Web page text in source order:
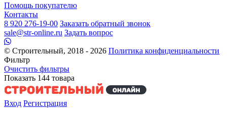
Помощь покупателю
Контакты
8 920 276-19-00 Заказать обратный звонок
sale@str-online.ru Задать вопрос
© Строительный, 2018 - 2026 Политика конфиденциальности
Фильтр
Очистить фильтры
Показать 144 товара
Вход Регистрация